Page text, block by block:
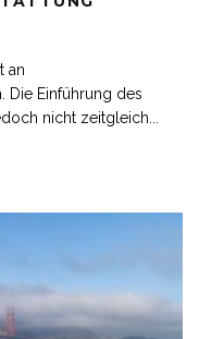
an
Die Einführung des
nicht zeitgleich...